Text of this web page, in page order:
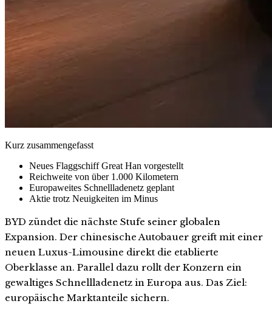
Kurz zusammengefasst
Neues Flaggschiff Great Han vorgestellt
Reichweite von über 1.000 Kilometern
Europaweites Schnellladenetz geplant
Aktie trotz Neuigkeiten im Minus
BYD zündet die nächste Stufe seiner globalen
Expansion. Der chinesische Autobauer greift mit einer
neuen Luxus-Limousine direkt die etablierte
Oberklasse an. Parallel dazu rollt der Konzern ein
gewaltiges Schnellladenetz in Europa aus. Das Ziel:
europäische Marktanteile sichern.